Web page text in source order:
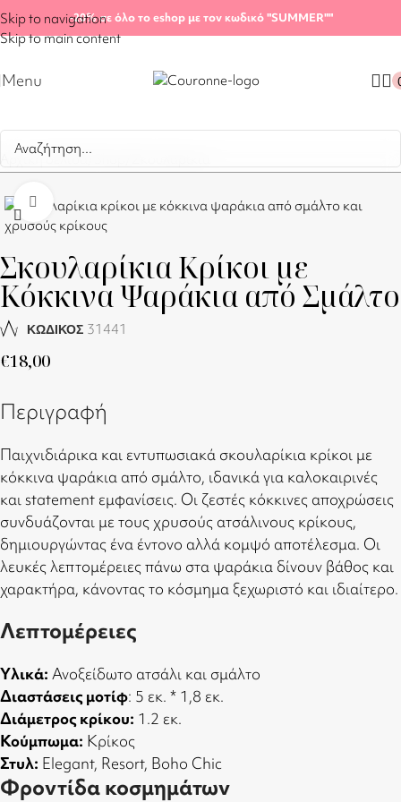
Skip to navigation
Skip to main content
-20%σε όλο το eshop με τον κωδικό "SUMMER""
Menu
Αρχική σελίδα
Click to enlarge
Σκουλαρίκια Κρίκοι με
Κόκκινα Ψαράκια από Σμάλτο
ΚΩΔΙΚΟΣ 31441
€18,00
Περιγραφή
Παιχνιδιάρικα και εντυπωσιακά σκουλαρίκια κρίκοι με
κόκκινα ψαράκια από σμάλτο, ιδανικά για καλοκαιρινές
και statement εμφανίσεις. Οι ζεστές κόκκινες αποχρώσεις
συνδυάζονται με τους χρυσούς ατσάλινους κρίκους,
δημιουργώντας ένα έντονο αλλά κομψό αποτέλεσμα. Οι
λευκές λεπτομέρειες πάνω στα ψαράκια δίνουν βάθος και
χαρακτήρα, κάνοντας το κόσμημα ξεχωριστό και ιδιαίτερο.
Λεπτομέρειες
Υλικά: Ανοξείδωτο ατσάλι και σμάλτο
Διαστάσεις μοτίφ: 5 εκ. * 1,8 εκ.
Διάμετρος κρίκου: 1.2 εκ.
Κούμπωμα: Κρίκος
Στυλ: Elegant, Resort, Boho Chic
Φροντίδα κοσμημάτων